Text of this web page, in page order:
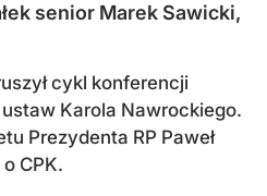
senior Marek Sawicki,
cykl konferencji
Karola Nawrockiego.
Prezydenta RP Paweł
CPK.